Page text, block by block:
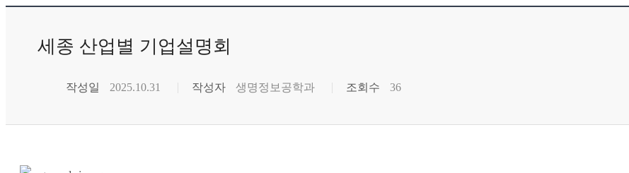
세종 산업별 기업설명회
작성일 2025.10.31 작성자 생명정보공학과 조회수 36